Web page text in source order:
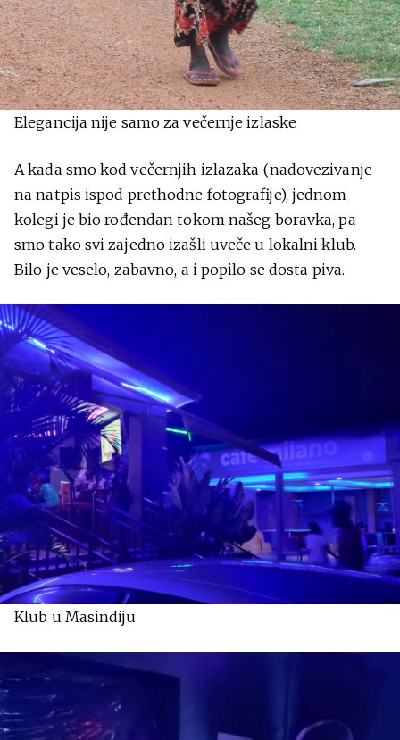
Elegancija nije samo za večernje izlaske
A kada smo kod večernjih izlazaka (nadovezivanje
na natpis ispod prethodne fotografije), jednom
kolegi je bio rođendan tokom našeg boravka, pa
smo tako svi zajedno izašli uveče u lokalni klub.
Bilo je veselo, zabavno, a i popilo se dosta piva.
Klub u Masindiju